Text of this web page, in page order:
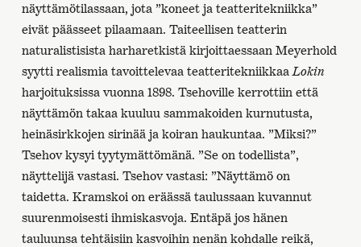
näyttämötilassaan, jota ”koneet ja teatteritekniikka”
eivät päässeet pilaamaan. Taiteellisen teatterin
naturalistisista harharetkistä kirjoittaessaan Meyerhold
syytti realismia tavoittelevaa teatteritekniikkaa Lokin
harjoituksissa vuonna 1898. Tsehoville kerrottiin että
näyttämön takaa kuuluu sammakoiden kurnutusta,
heinäsirkkojen sirinää ja koiran haukuntaa. ”Miksi?”
Tsehov kysyi tyytymättömänä. ”Se on todellista”,
näyttelijä vastasi. Tsehov vastasi: ”Näyttämö on
taidetta. Kramskoi on eräässä taulussaan kuvannut
suurenmoisesti ihmiskasvoja. Entäpä jos hänen
tauluunsa tehtäisiin kasvoihin nenän kohdalle reikä,